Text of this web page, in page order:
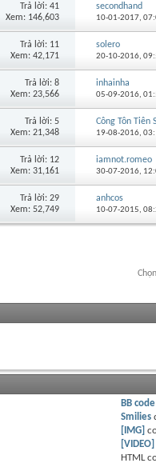
Trả lời: 41
Xem: 146,603
secondhand
10-01-2017,
Trả lời: 11
Xem: 42,171
solero
20-10-2016,
Trả lời: 8
Xem: 23,566
inhainha
05-09-2016,
Trả lời: 5
Xem: 21,348
Công Tôn Tiên
19-08-2016,
Trả lời: 12
Xem: 31,161
iamnot.romeo
30-07-2016,
Trả lời: 29
Xem: 52,749
anhcos
10-07-2015,
BB code
Smilies
[IMG]
[VIDEO]
HTML